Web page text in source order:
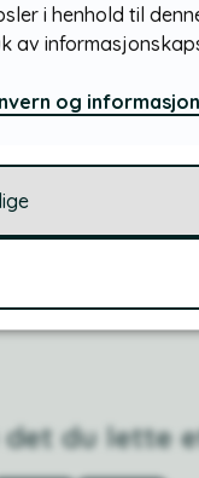
på
det du lette
i henhold til
av
og